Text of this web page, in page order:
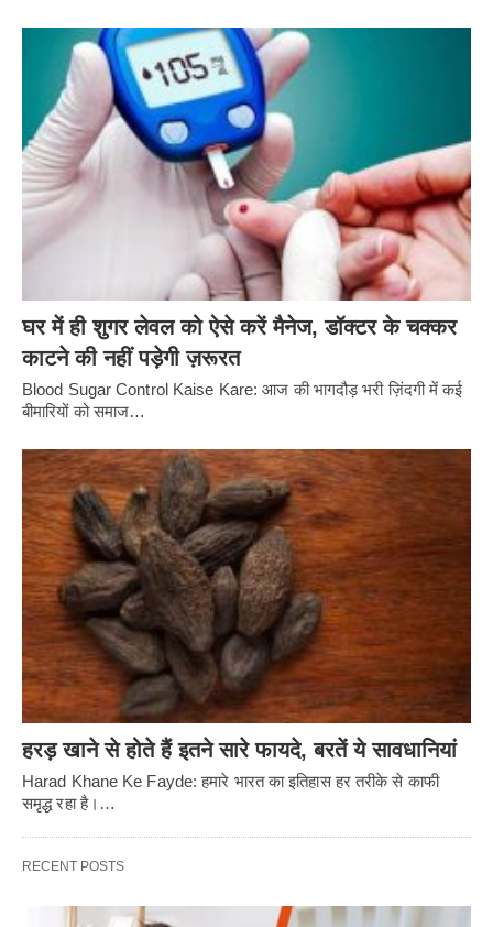
घर में ही शुगर लेवल को ऐसे करें मैनेज, डॉक्टर के चक्कर
काटने की नहीं पड़ेगी ज़रूरत
Blood Sugar Control Kaise Kare: आज की भागदौड़ भरी ज़िंदगी में कई
बीमारियों को समाज…
हरड़ खाने से होते हैं इतने सारे फायदे, बरतें ये सावधानियां
Harad Khane Ke Fayde: हमारे भारत का इतिहास हर तरीके से काफी
समृद्ध रहा है।…
RECENT POSTS